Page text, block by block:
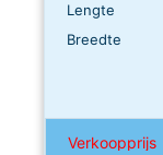
Lengte
Breedte
Verkoopprijs